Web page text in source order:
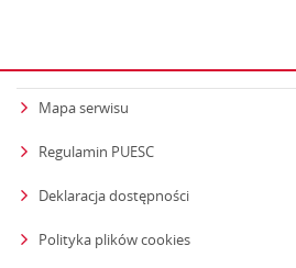
Mapa serwisu
Regulamin PUESC
Deklaracja dostępności
Polityka plików cookies